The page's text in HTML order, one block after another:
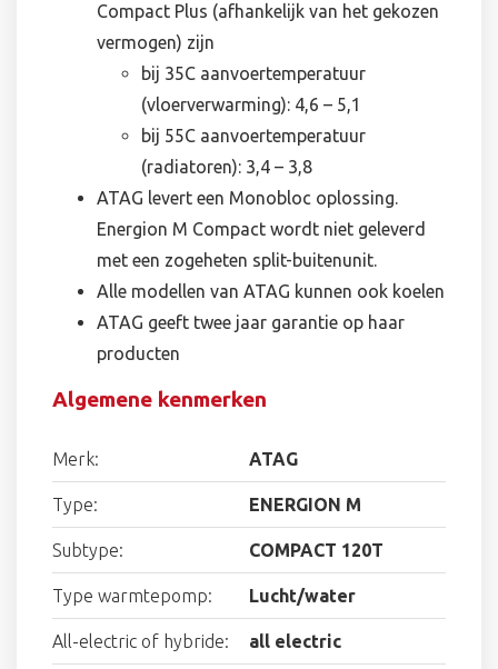
Compact Plus (afhankelijk van het gekozen
vermogen) zijn
bij 35C aanvoertemperatuur
(vloerverwarming): 4,6 – 5,1
bij 55C aanvoertemperatuur
(radiatoren): 3,4 – 3,8
ATAG levert een Monobloc oplossing.
Energion M Compact wordt niet geleverd
met een zogeheten split-buitenunit.
Alle modellen van ATAG kunnen ook koelen
ATAG geeft twee jaar garantie op haar
producten
Algemene kenmerken
Merk: ATAG
Type: ENERGION M
Subtype: COMPACT 120T
Type warmtepomp: Lucht/water
All-electric of hybride: all electric